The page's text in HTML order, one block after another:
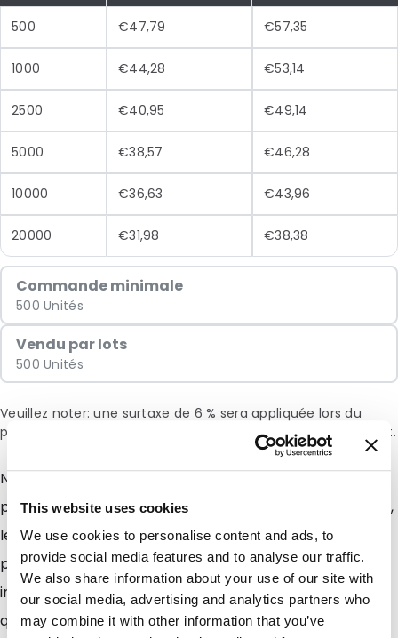
This website uses cookies
We use cookies to personalise content and ads, to
provide social media features and to analyse our traffic.
We also share information about your use of our site with
our social media, advertising and analytics partners who
may combine it with other information that you’ve
500 €47,79 €57,35
1000 €44,28 €53,14
2500 €40,95 €49,14
5000 €38,57 €46,28
10000 €36,63 €43,96
20000 €31,98 €38,38
Commande minimale
500 Unités
Vendu par lots
500 Unités
Veuillez noter: une surtaxe de 6 % sera appliquée lors du
paiement en raison de la situation actuelle au Moyen-Orient.
Nos enveloppes commerciales PIMM conviennent
parfaitement pour tous vos envois journaliers (mailing,
lettres commerciales, facturation, offres
promotionnelles, lancement de nouveaux produits,
invitations, etc...). Conçues avec un papier très
qualitatif, ces enveloppes protègeront parfaitement